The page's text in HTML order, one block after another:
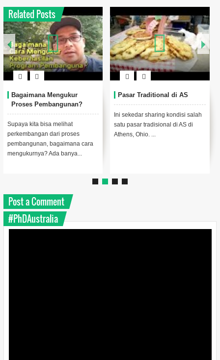
Related Posts
Bagaimana Mengukur
Proses Pembangunan?
Supaya kita bisa melihat
perkembangan dari proses
pembangunan, bagaimana cara
mengukurnya? Ada banya...
Pasar Traditional di AS
Ini sekedar sharing kondisi salah
satu pasar tradisional di AS di
Athens, Ohio. ...
Post a Comment
#PhDAustralia